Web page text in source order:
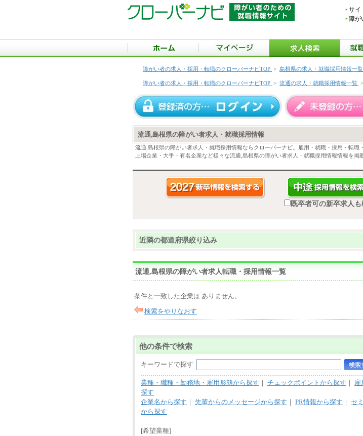
サイ
障が
障がい者の求人・採用・転職のクローバーナビTOP > 島根県の求人・就職採用情報一覧
障がい者の求人・採用・転職のクローバーナビTOP > 流通の求人・就職採用情報一覧 >
流通,島根県の障がい者求人・就職採用情報
流通,島根県の障がい者求人・就職採用情報ならクローバーナビ。雇用・就職・採用・転職
上場企業・大手・有名企業など様々な流通,島根県の障がい者求人・就職採用情報情報を掲
既卒者可の新卒求人も
近隣の都道府県絞り込み
流通,島根県の障がい者求人転職・採用情報一覧
条件と一致した企業は ありません。
検索をやりなおす
他の条件で検索
キーワードで探す
業種・職種・勤務地・雇用形態から探す ｜ チェックポイントから探す ｜ 雇
探す
企業名から探す ｜ 先輩からのメッセージから探す ｜ PR情報から探す ｜ セ
から探す
[希望業種]